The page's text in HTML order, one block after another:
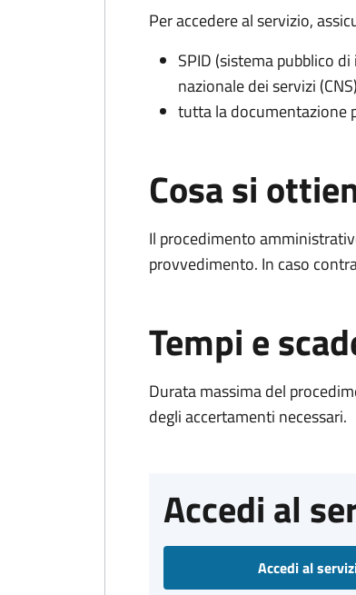
Per accedere al servizio,
SPID (sistema pubblico
nazionale dei servizi (CNS)
tutta la documentazione
Cosa si
Il procedimento
provvedimento. In caso
Tempi e
Durata massima del
degli accertamenti necessari.
Accedi al
Accedi al